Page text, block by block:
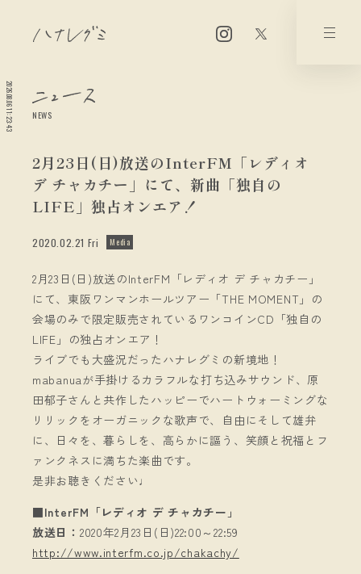
2026.08.06 11:23:43 NEWS
2月23日(日)放送のInterFM「レディオ
デ チャカチー」にて、新曲「独自の
LIFE」独占オンエア！
2020.02.21 Fri Media
2月23日(日)放送のInterFM「レディオ デ チャカチー」
にて、東阪ワンマンホールツアー「THE MOMENT」の
会場のみで限定販売されているワンコインCD「独自の
LIFE」の独占オンエア！
ライブでも大盛況だったハナレグミの新境地！
mabanuaが手掛けるカラフルな打ち込みサウンド、原
田郁子さんと共作したハッピーでハートウォーミングな
リリックをオーガニックな歌声で、自由にそして雄弁
に、日々を、暮らしを、高らかに謳う、笑顔と祝福とフ
ァンクネスに満ちた楽曲です。
是非お聴きください♩
■InterFM「レディオ デ チャカチー」
放送日： 2020年2月23日(日)22:00～22:59
http://www.interfm.co.jp/chakachy/